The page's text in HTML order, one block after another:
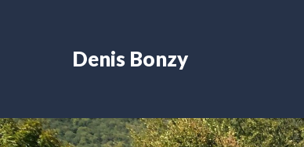
Denis Bonzy